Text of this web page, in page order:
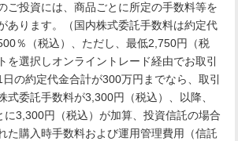
ご投資には、商品ごとに所定の手数料等を
あります。（国内株式委託手数料は約定代
％（税込）、ただし、最低2,750円（税
を選択しオンライントレード経由でお取引
の約定代金合計が300万円までなら、取引
式委託手数料が3,300円（税込）、以降、
3,300円（税込）が加算、投資信託の場合
た購入時手数料および運用管理費用（信託